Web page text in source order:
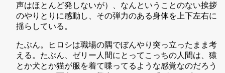
声はほとんど発しないが）、なんということのない挨拶
のやりとりに感動し、その弾力のある身体を上下左右に
揺らしている。
たぶん。ヒロシは職場の隅でぼんやり突っ立ったまま考
える。たぶん、ゼリー人間にとってこっちの人間は、猿
とか犬とか猫が服を着て喋ってるような感覚なのだろう